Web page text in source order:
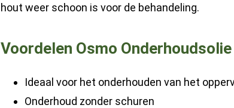
hout weer schoon is voor de behandeling.
Voordelen Osmo Onderhoudsolie
Ideaal voor het onderhouden van het
Onderhoud zonder schuren